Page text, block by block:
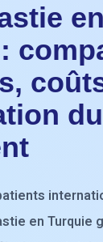
en
du
en Turquie